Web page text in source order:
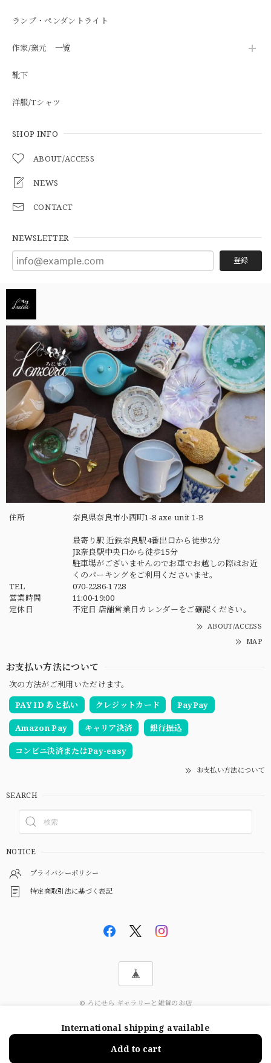
ランプ・ペンダントライト
作家/窯元 一覧
靴下
洋服/Tシャツ
SHOP INFO
ABOUT/ACCESS
NEWS
CONTACT
NEWSLETTER
登録
住所 奈良県奈良市小西町1-8 axe unit 1-B
最寄り駅 近鉄奈良駅4番出口から徒歩2分
JR奈良駅中央口から徒歩15分
駐車場がございませんのでお車でお越しの際はお近
くのパーキングをご利用くださいませ。
TEL
070-2286-1728
営業時間
11:00-19:00
定休日
不定日 店舗営業日カレンダーをご確認ください。
ABOUT/ACCESS
MAP
お支払い方法について
次の方法がご利用いただけます。
PAY ID あと払い
クレジットカード PayPay
Amazon Pay キャリア決済 銀行振込
コンビニ決済またはPay-easy
お支払い方法について
SEARCH
NOTICE
プライバシーポリシー
特定商取引法に基づく表記
© ろにせら ギャラリーと雑貨のお店
International shipping available
Add to cart
ショップに質問する